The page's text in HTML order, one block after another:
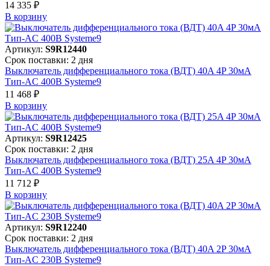
14 335 ₽
В корзинy
Артикул: S9R12440
Срок поставки: 2 дня
Выключатель дифференциального тока (ВДТ) 40A 4P 30мА
Тип-AC 400В Systeme9
11 468 ₽
В корзинy
Артикул: S9R12425
Срок поставки: 2 дня
Выключатель дифференциального тока (ВДТ) 25A 4P 30мА
Тип-AC 400В Systeme9
11 712 ₽
В корзинy
Артикул: S9R12240
Срок поставки: 2 дня
Выключатель дифференциального тока (ВДТ) 40A 2P 30мА
Тип-AC 230В Systeme9